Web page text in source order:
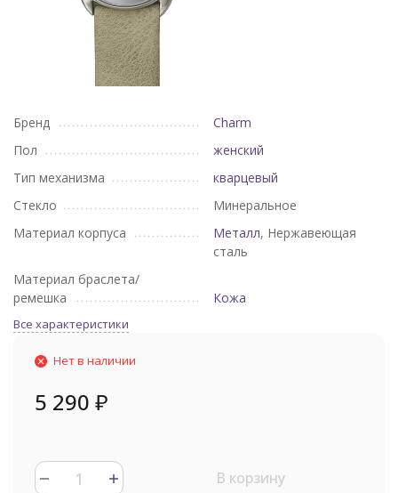
Бренд
Charm
Пол
женский
Тип механизма
кварцевый
Стекло
Минеральное
Материал корпуса
Металл, Нержавеющая
сталь
Материал браслета/
ремешка
Кожа
Все характеристики
Нет в наличии
5 290 ₽
В корзину